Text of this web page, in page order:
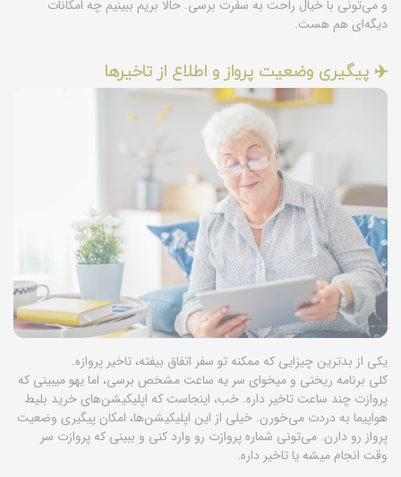
و می‌تونی با خیال راحت به سفرت برسی. حالا بریم ببینیم چه امکانات
دیگه‌ای هم هست.
✈️ پیگیری وضعیت پرواز و اطلاع از تاخیرها
یکی از بدترین چیزایی که ممکنه تو سفر اتفاق بیفته، تاخیر پروازه.
کلی برنامه ریختی و میخوای سر یه ساعت مشخص برسی، اما یهو میبینی که
پروازت چند ساعت تاخیر داره. خب، اینجاست که اپلیکیشن‌های خرید بلیط
هواپیما به دردت می‌خورن. خیلی از این اپلیکیشن‌ها، امکان پیگیری وضعیت
پرواز رو دارن. می‌تونی شماره پروازت رو وارد کنی و ببینی که پروازت سر
وقت انجام میشه یا تاخیر داره.